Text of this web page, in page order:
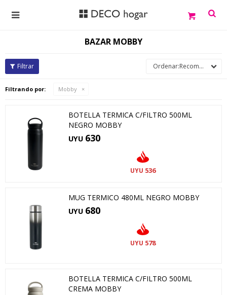

BAZAR MOBBY
Recomendados
Filtrando por: Mobby
BOTELLA TERMICA C/FILTRO 500ML
NEGRO MOBBY
UYU 630
UYU 536
MUG TERMICO 480ML NEGRO MOBBY
UYU 680
UYU 578
BOTELLA TERMICA C/FILTRO 500ML
CREMA MOBBY